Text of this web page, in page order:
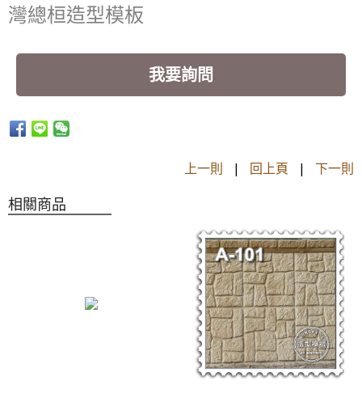
灣總桓造型模板
我要詢問
上一則 | 回上頁 | 下一則
相關商品